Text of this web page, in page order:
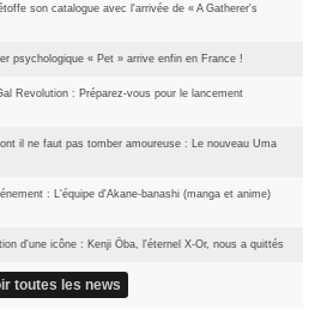
son catalogue avec l'arrivée de « A Gatherer's
psychologique « Pet » arrive enfin en France !
Revolution : Préparez-vous pour le lancement
il ne faut pas tomber amoureuse : Le nouveau Uma
: L'équipe d'Akane-banashi (manga et anime)
d'une icône : Kenji Ōba, l'éternel X-Or, nous a quittés
toutes les news